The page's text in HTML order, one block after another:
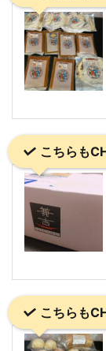
こちらも
こちらも